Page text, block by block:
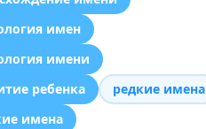
имен
имени
ребенка
редкие имена
имена